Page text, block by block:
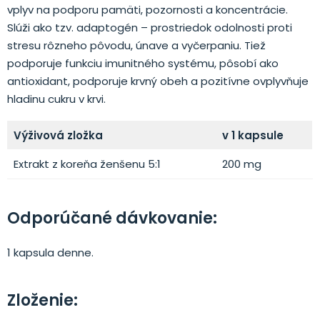
vplyv na podporu pamäti, pozornosti a koncentrácie.
Slúži ako tzv. adaptogén – prostriedok odolnosti proti
stresu rôzneho pôvodu, únave a vyčerpaniu. Tiež
podporuje funkciu imunitného systému, pôsobí ako
antioxidant, podporuje krvný obeh a pozitívne ovplyvňuje
hladinu cukru v krvi.
Výživová zložka
v 1 kapsule
Extrakt z koreňa ženšenu 5:1
200 mg
Odporúčané dávkovanie:
1 kapsula denne.
Zloženie: